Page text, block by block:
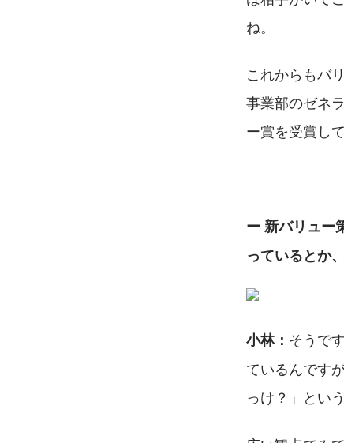
ね。
これからもバ
事業部のゼネ
ー賞を受賞し
ー 新バリュー
っているとか
小林： そうで
ているんです
っけ？」とい